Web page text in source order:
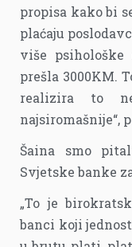
propisa kako bi
plaćaju
više psihološke
prešla 3000KM.
realizira to
najsiromašnije“,
Šaina smo
Svjetske banke
„To je
banci koji